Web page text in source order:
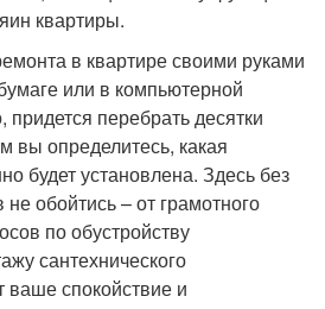
квартиры.
в квартире своими руками
или в компьютерной
перебрать десятки
вы определитесь, какая
будет установлена. Здесь без
обойтись – от грамотного
по обустройству
сантехнического
ваше спокойствие и